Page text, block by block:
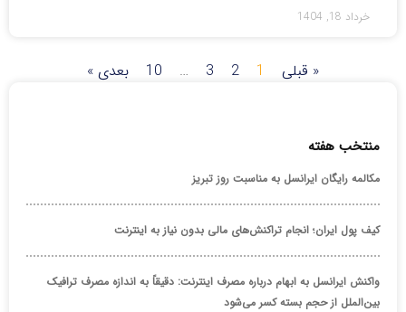
خرداد 18, 1404
« قبلی 1
2
3
…
10 بعدی »
منتخب هفته
مکالمه رایگان ایرانسل به مناسبت روز تبریز
کیف پول ایران؛ انجام تراکنش‌های مالی بدون نیاز به اینترنت
واکنش ایرانسل به ابهام درباره مصرف اینترنت: دقیقاً به اندازه مصرف ترافیک
بین‌الملل از حجم بسته کسر می‌شود